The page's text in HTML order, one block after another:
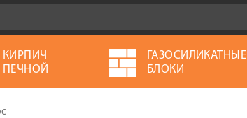
КИРПИЧ
ПЕЧНОЙ
ГАЗОСИЛИКАТНЫЕ
БЛОКИ